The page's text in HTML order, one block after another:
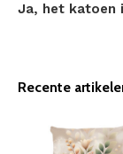
Ja, het katoen
Recente